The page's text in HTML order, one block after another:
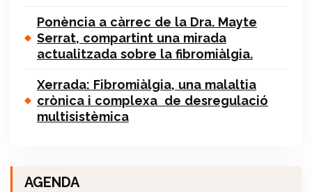
Ponència a càrrec de la Dra. Mayte
Serrat, compartint una mirada
actualitzada sobre la fibromiàlgia.
Xerrada: Fibromiàlgia, una malaltia
crònica i complexa de desregulació
multisistèmica
AGENDA